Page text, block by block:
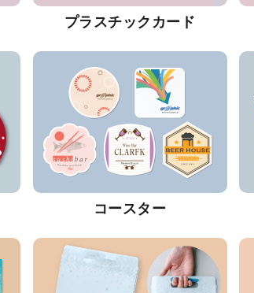
プラスチックカード
コースター